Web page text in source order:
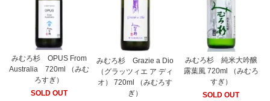
みむろ杉 OPUS From
Australia 720ml （みむ
ろすぎ）
SOLD OUT
みむろ杉 Grazie a Dio
（グラッツィエ ア ディ
オ） 720ml （みむろす
ぎ）
みむろ杉 純米大吟醸
露葉風 720ml （みむろ
すぎ）
SOLD OUT